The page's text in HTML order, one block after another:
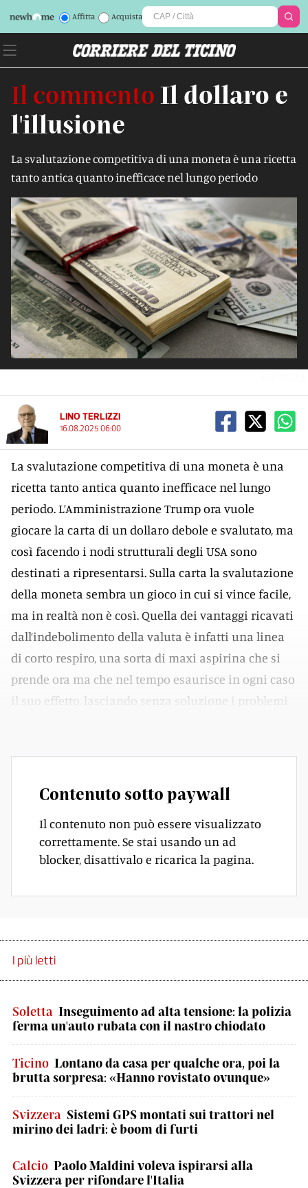
Affitta Acquista
Il commento Il dollaro e
l'illusione
La svalutazione competitiva di una moneta è una ricetta
tanto antica quanto inefficace nel lungo periodo
LINO TERLIZZI
16.08.2025 06:00
La svalutazione competitiva di una moneta è una
ricetta tanto antica quanto inefficace nel lungo
periodo. L’Amministrazione Trump ora vuole
giocare la carta di un dollaro debole e svalutato, ma
così facendo i nodi strutturali degli USA sono
destinati a ripresentarsi. Sulla carta la svalutazione
della moneta sembra un gioco in cui si vince facile,
ma in realtà non è così. Quella dei vantaggi ricavati
dall’indebolimento della valuta è infatti una linea
di corto respiro, una sorta di maxi aspirina che si
prende ora ma che nel tempo esaurisce in ogni caso
il suo effetto, lasciando senza soluzione i problemi
Contenuto sotto paywall
Il contenuto non può essere visualizzato
correttamente. Se stai usando un ad
blocker, disattivalo e ricarica la pagina.
I più letti
Soletta Inseguimento ad alta tensione: la polizia
ferma un'auto rubata con il nastro chiodato
Ticino Lontano da casa per qualche ora, poi la
brutta sorpresa: «Hanno rovistato ovunque»
Svizzera Sistemi GPS montati sui trattori nel
mirino dei ladri: è boom di furti
Calcio Paolo Maldini voleva ispirarsi alla
Svizzera per rifondare l'Italia